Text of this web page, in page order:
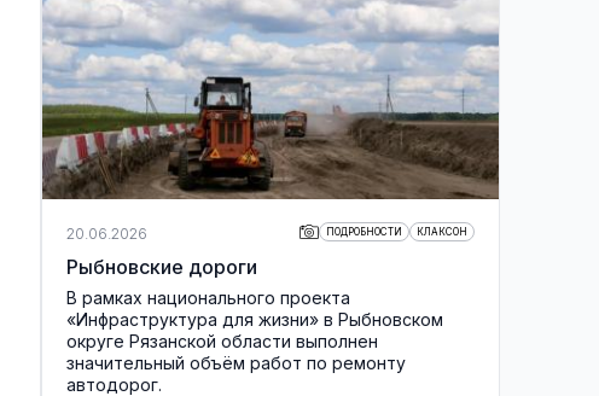
20.06.2026 ПОДРОБНОСТИ КЛАКСОН
Рыбновские дороги
В рамках национального проекта
«Инфраструктура для жизни» в Рыбновском
округе Рязанской области выполнен
значительный объём работ по ремонту
автодорог.